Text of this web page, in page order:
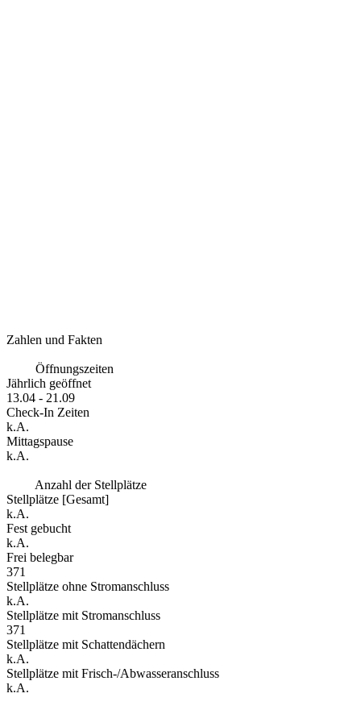
Zahlen und Fakten
Öffnungszeiten
Jährlich geöffnet
13.04 - 21.09
Check-In Zeiten
k.A.
Mittagspause
k.A.
Anzahl der Stellplätze
Stellplätze [Gesamt]
k.A.
Fest gebucht
k.A.
Frei belegbar
371
Stellplätze ohne Stromanschluss
k.A.
Stellplätze mit Stromanschluss
371
Stellplätze mit Schattendächern
k.A.
Stellplätze mit Frisch-/Abwasseranschluss
k.A.